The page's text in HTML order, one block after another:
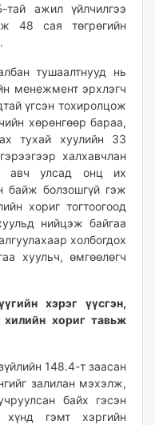
ажил үйлчилгээ
48 сая төгрөгийн
тушаалтнууд нь
менежмент эрхлэгч
үгсэн тохиролцож
хөрөнгөөр бараа,
тухай хуулийн 33
халхавчлан
авч улсад онц их
байж болзошгүй гэж
хориг тогтоогоод
нийцэж байгаа
холбогдох
хуульч, өмгөөлөгч
хэрэг үүсгэн,
хилийн хориг тавьж
148.4-т заасан
залилан мэхэлж,
байх гэсэн
хүнд гэмт хэргийн